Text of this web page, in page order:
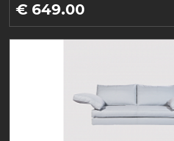
€ 649.00